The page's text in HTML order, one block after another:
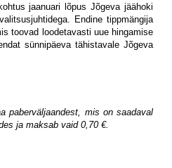
jaanuari lõpus Jõgeva jäähoki
Endine tippmängija
toovad loodetavasti uue hingamise
sünnipäeva tähistavale Jõgeva
paberväljaandest, mis on saadaval
ja maksab vaid 0,70 €.